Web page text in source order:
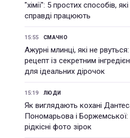
"хімії": 5 простих способів, які
справді працюють
15:55 СМАЧНО
Ажурні млинці, які не рвуться:
рецепт із секретним
для ідеальних дірочок
15:19 ЛЮДИ
Як виглядають кохані
Пономарьова і Боржемської:
рідкісні фото зірок